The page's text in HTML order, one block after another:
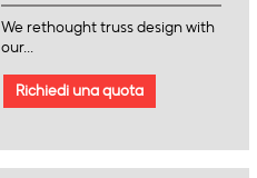
We rethought truss design with
our...
Richiedi una quota